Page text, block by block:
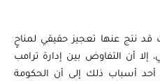
نتج عنها تعجيز حقيقي لمناحٍ
إلا أن التفاوض بين إدارة ترامب
أسباب ذلك إلى أن الحكومة